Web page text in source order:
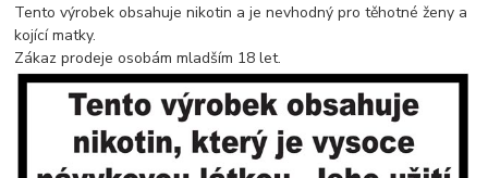
Tento výrobek obsahuje nikotin a je nevhodný pro těhotné ženy a
kojící matky.
Zákaz prodeje osobám mladším 18 let.